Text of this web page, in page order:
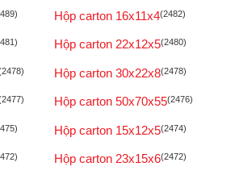
Hộp carton 16x11x4(2482)
Hộp carton 22x12x5(2480)
Hộp carton 30x22x8(2478)
Hộp carton 50x70x55(2476)
Hộp carton 15x12x5(2474)
Hộp carton 23x15x6(2472)